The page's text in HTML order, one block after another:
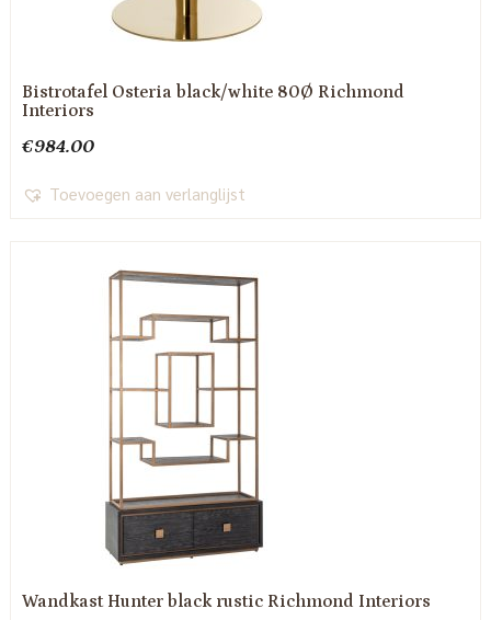
Bistrotafel Osteria black/white 80Ø Richmond
Interiors
€984.00
Toevoegen aan verlanglijst
Wandkast Hunter black rustic Richmond Interiors